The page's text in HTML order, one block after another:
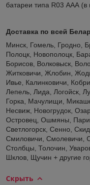
батареи типа R03 ААА (в
Доставка по всей
Минск, Гомель, Гродно,
Полоцк, Новополоцк,
Борисов, Волковыск,
Житковичи, Жлобин,
Ивье, Калинковичи,
Лепель, Лида, Логойск,
Горка, Мачулищи,
Несвиж, Новогрудок,
Островец, Ошмяны,
Светлогорск, Сенно,
Смиловичи, Смолевичи,
Столбцы, Толочин,
Шклов, Щучин + другие
Скрыть